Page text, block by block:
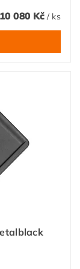
10 080 Kč / ks